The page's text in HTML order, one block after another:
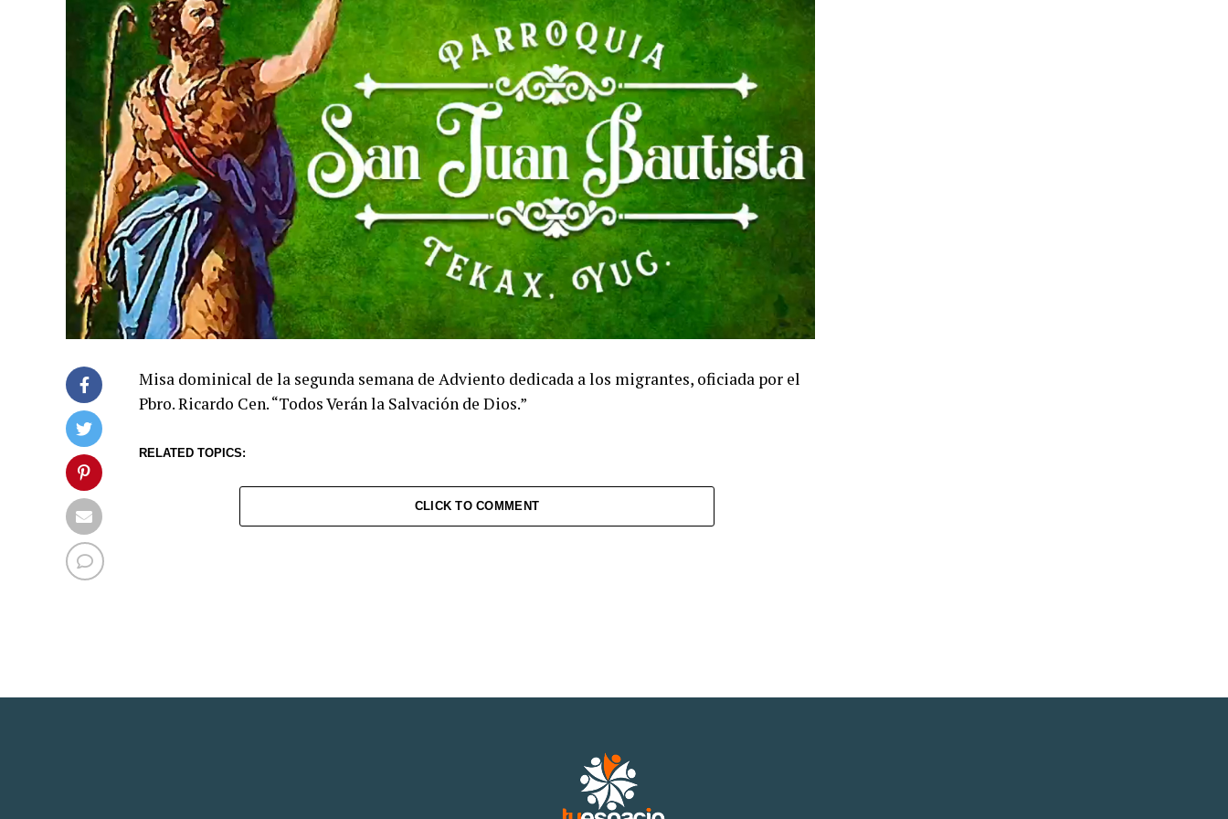
Misa dominical de la segunda semana de Adviento dedicada a los migrantes, oficiada por el
Pbro. Ricardo Cen. “Todos Verán la Salvación de Dios.”
RELATED TOPICS:
CLICK TO COMMENT